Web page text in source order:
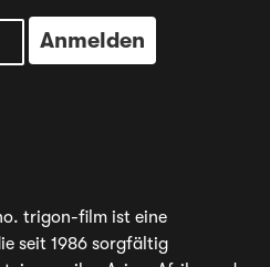
trigon-film ist eine
seit 1986 sorgfältig